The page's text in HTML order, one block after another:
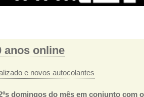
anos online
e novos autocolantes
domingos do mês em conjunto com